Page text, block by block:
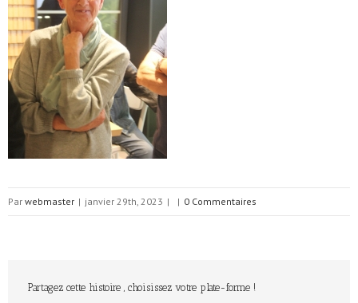
Par webmaster | janvier 29th, 2023 | | 0 Commentaires
Partagez cette histoire , choisissez votre plate-forme !